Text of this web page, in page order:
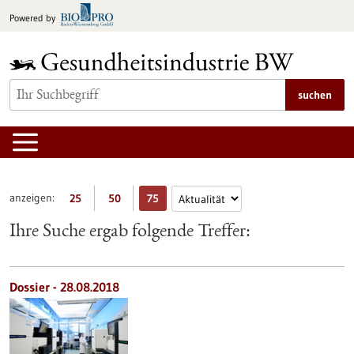
Inhalt
Powered by
suchen
anzeigen: 25 50 75
Ihre Suche ergab folgende Treffer:
Dossier - 28.08.2018